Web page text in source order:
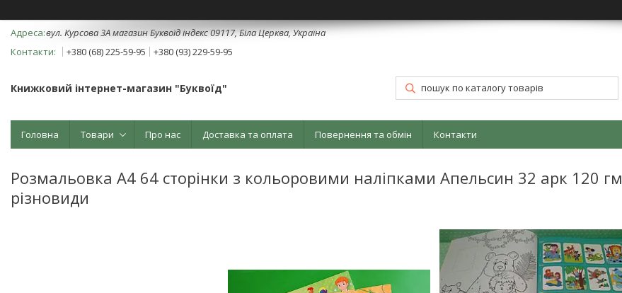
вул. Курсова 3А магазин Буквоїд індекс 09117, Біла Церква, Україна
+380 (68) 225-59-95
+380 (93) 229-59-95
Книжковий інтернет-магазин "Буквоїд"
Головна Товари Про нас Доставка та оплата Повернення та обмін Контакти
Розмальовка А4 64 сторінки з кольоровими наліпками Апельсин 32 арк 120 гм
різновиди